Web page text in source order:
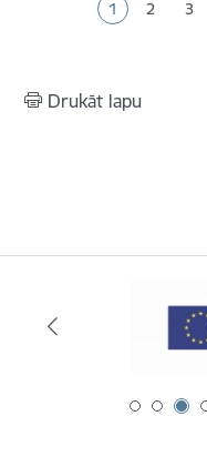
Pašreizējā lapa
1 Lapa
2 Lapa
3
Drukāt lapu